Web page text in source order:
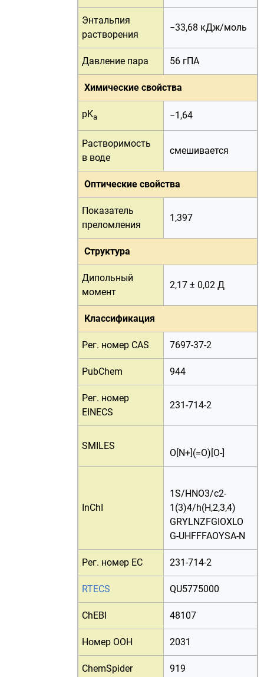
Энтальпия
растворения
−33,68 кДж/моль
Давление пара 56 гПА
Химические свойства
pKa −1,64
Растворимость
в воде
смешивается
Оптические свойства
Показатель
преломления
1,397
Структура
Дипольный
момент
2,17 ± 0,02 Д
Классификация
Рег. номер CAS 7697-37-2
PubChem 944
Рег. номер
EINECS
231-714-2
SMILES
O[N+](=O)[O-]
InChI
1S/HNO3/c2-
1(3)4/h(H,2,3,4)
GRYLNZFGIOXLO
G-UHFFFAOYSA-N
Рег. номер EC 231-714-2
RTECS QU5775000
ChEBI 48107
Номер ООН 2031
ChemSpider 919